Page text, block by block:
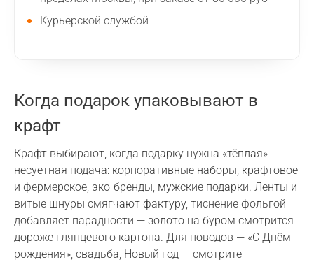
Курьерской службой
Когда подарок упаковывают в
крафт
Крафт выбирают, когда подарку нужна «тёплая»
несуетная подача: корпоративные наборы, крафтовое
и фермерское, эко-бренды, мужские подарки. Ленты и
витые шнуры смягчают фактуру, тиснение фольгой
добавляет парадности — золото на буром смотрится
дороже глянцевого картона. Для поводов — «С Днём
рождения», свадьба, Новый год — смотрите